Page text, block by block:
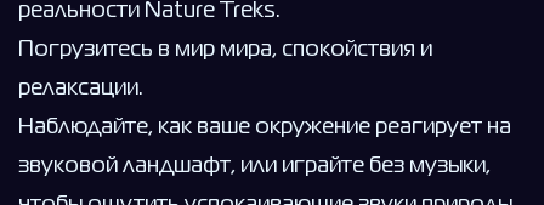
реальности Nature Treks.
Погрузитесь в мир мира, спокойствия и
релаксации.
Наблюдайте, как ваше окружение реагирует на
звуковой ландшафт, или играйте без музыки,